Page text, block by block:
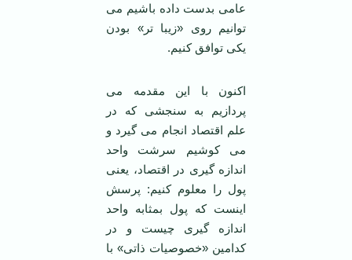
عامی بدست داده باشیم می
توانیم روی «زیبا تر» بودن
یکی توافق کنیم.
اکنون با این مقدمه می
پردازیم به سنجشی که در
علم اقتصاد انجام می گیرد و
می کوشیم سرشت واحد
اندازه گیری در اقتصاد، یعنی
پول را معلوم کنیم: پرسش
اینست که پول بمثابه واحد
اندازه گیری چیست و در
کدامین «خصوصیات ذاتی» با